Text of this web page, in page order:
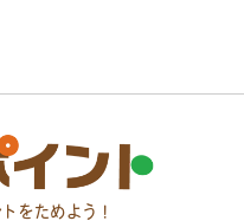
をためよう！